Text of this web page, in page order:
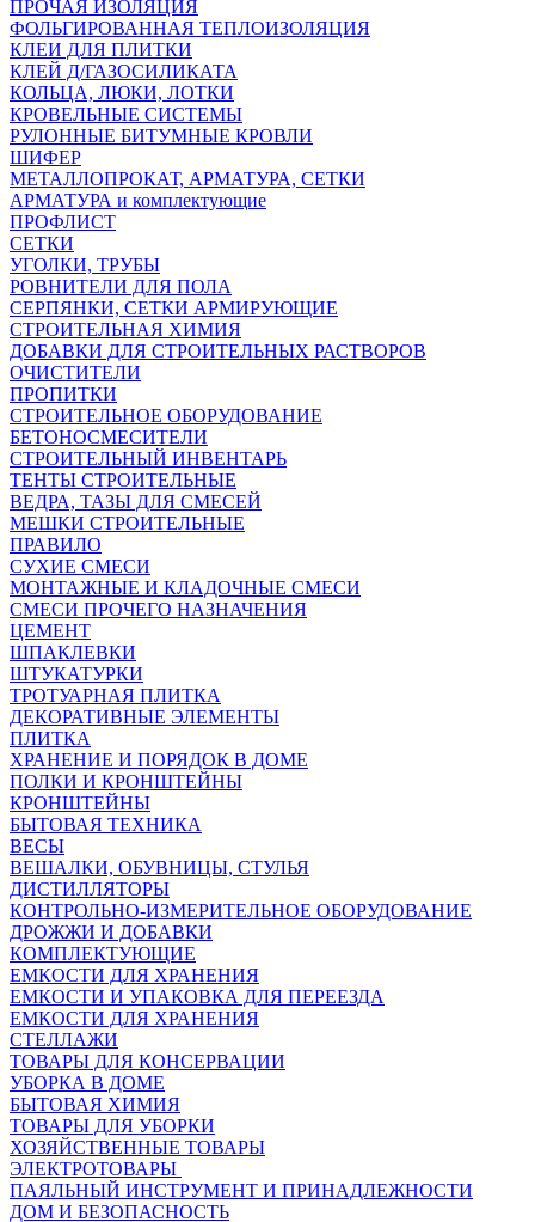
ПРОЧАЯ ИЗОЛЯЦИЯ
ФОЛЬГИРОВАННАЯ ТЕПЛОИЗОЛЯЦИЯ
КЛЕИ ДЛЯ ПЛИТКИ
КЛЕЙ Д/ГАЗОСИЛИКАТА
КОЛЬЦА, ЛЮКИ, ЛОТКИ
КРОВЕЛЬНЫЕ СИСТЕМЫ
РУЛОННЫЕ БИТУМНЫЕ КРОВЛИ
ШИФЕР
МЕТАЛЛОПРОКАТ, АРМАТУРА, СЕТКИ
АРМАТУРА и комплектующие
ПРОФЛИСТ
СЕТКИ
УГОЛКИ, ТРУБЫ
РОВНИТЕЛИ ДЛЯ ПОЛА
СЕРПЯНКИ, СЕТКИ АРМИРУЮЩИЕ
СТРОИТЕЛЬНАЯ ХИМИЯ
ДОБАВКИ ДЛЯ СТРОИТЕЛЬНЫХ РАСТВОРОВ
ОЧИСТИТЕЛИ
ПРОПИТКИ
СТРОИТЕЛЬНОЕ ОБОРУДОВАНИЕ
БЕТОНОСМЕСИТЕЛИ
СТРОИТЕЛЬНЫЙ ИНВЕНТАРЬ
ТЕНТЫ СТРОИТЕЛЬНЫЕ
ВЕДРА, ТАЗЫ ДЛЯ СМЕСЕЙ
МЕШКИ СТРОИТЕЛЬНЫЕ
ПРАВИЛО
СУХИЕ СМЕСИ
МОНТАЖНЫЕ И КЛАДОЧНЫЕ СМЕСИ
СМЕСИ ПРОЧЕГО НАЗНАЧЕНИЯ
ЦЕМЕНТ
ШПАКЛЕВКИ
ШТУКАТУРКИ
ТРОТУАРНАЯ ПЛИТКА
ДЕКОРАТИВНЫЕ ЭЛЕМЕНТЫ
ПЛИТКА
ХРАНЕНИЕ И ПОРЯДОК В ДОМЕ
ПОЛКИ И КРОНШТЕЙНЫ
КРОНШТЕЙНЫ
БЫТОВАЯ ТЕХНИКА
ВЕСЫ
ВЕШАЛКИ, ОБУВНИЦЫ, СТУЛЬЯ
ДИСТИЛЛЯТОРЫ
КОНТРОЛЬНО-ИЗМЕРИТЕЛЬНОЕ ОБОРУДОВАНИЕ
ДРОЖЖИ И ДОБАВКИ
КОМПЛЕКТУЮЩИЕ
ЕМКОСТИ ДЛЯ ХРАНЕНИЯ
ЕМКОСТИ И УПАКОВКА ДЛЯ ПЕРЕЕЗДА
ЕМКОСТИ ДЛЯ ХРАНЕНИЯ
СТЕЛЛАЖИ
ТОВАРЫ ДЛЯ КОНСЕРВАЦИИ
УБОРКА В ДОМЕ
БЫТОВАЯ ХИМИЯ
ТОВАРЫ ДЛЯ УБОРКИ
ХОЗЯЙСТВЕННЫЕ ТОВАРЫ
ЭЛЕКТРОТОВАРЫ
ПАЯЛЬНЫЙ ИНСТРУМЕНТ И ПРИНАДЛЕЖНОСТИ
ДОМ И БЕЗОПАСНОСТЬ